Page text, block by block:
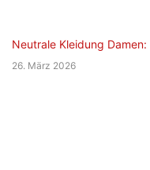
Neutrale Kleidung
26. März 2026